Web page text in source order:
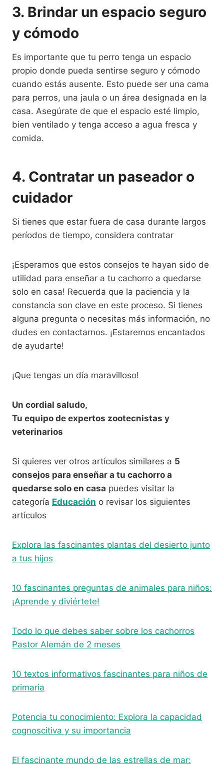
3. Brindar un espacio seguro
y cómodo
Es importante que tu perro tenga un espacio
propio donde pueda sentirse seguro y cómodo
cuando estás ausente. Esto puede ser una cama
para perros, una jaula o un área designada en la
casa. Asegúrate de que el espacio esté limpio,
bien ventilado y tenga acceso a agua fresca y
comida.
4. Contratar un paseador o
cuidador
Si tienes que estar fuera de casa durante largos
períodos de tiempo, considera contratar
¡Esperamos que estos consejos te hayan sido de
utilidad para enseñar a tu cachorro a quedarse
solo en casa! Recuerda que la paciencia y la
constancia son clave en este proceso. Si tienes
alguna pregunta o necesitas más información, no
dudes en contactarnos. ¡Estaremos encantados
de ayudarte!
¡Que tengas un día maravilloso!
Un cordial saludo,
Tu equipo de expertos zootecnistas y
veterinarios
Si quieres ver otros artículos similares a 5
consejos para enseñar a tu cachorro a
quedarse solo en casa puedes visitar la
categoría Educación o revisar los siguientes
artículos
Explora las fascinantes plantas del desierto junto
a tus hijos
10 fascinantes preguntas de animales para niños:
¡Aprende y diviértete!
Todo lo que debes saber sobre los cachorros
Pastor Alemán de 2 meses
10 textos informativos fascinantes para niños de
primaria
Potencia tu conocimiento: Explora la capacidad
cognoscitiva y su importancia
El fascinante mundo de las estrellas de mar: